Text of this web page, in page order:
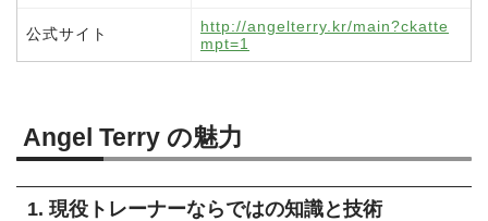
公式サイト
http://angelterry.kr/main?ckatte
mpt=1
Angel Terry の魅力
1. 現役トレーナーならではの知識と技術